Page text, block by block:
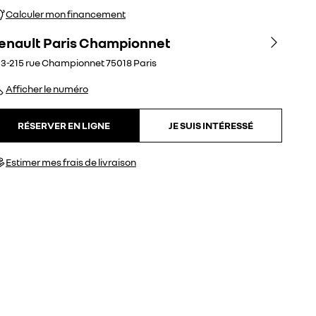
Calculer mon financement
Paris Championnet
215 rue Championnet75018Paris
Afficher le numéro
RÉSERVER EN LIGNE JE SUIS INTÉRESSÉ
Estimer mes frais de livraison